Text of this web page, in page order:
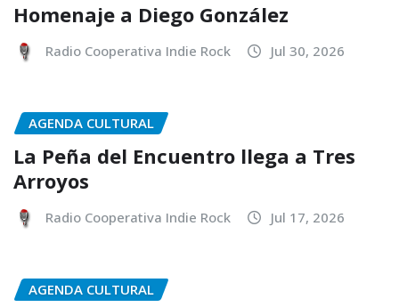
Homenaje a Diego González
Radio Cooperativa Indie Rock Jul 30, 2026
AGENDA CULTURAL
La Peña del Encuentro llega a Tres
Arroyos
Radio Cooperativa Indie Rock Jul 17, 2026
AGENDA CULTURAL